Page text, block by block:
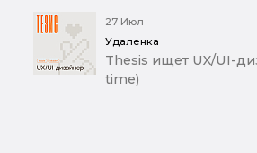
27 Июл
Удаленка
Thesis ищет UX/UI-
time)